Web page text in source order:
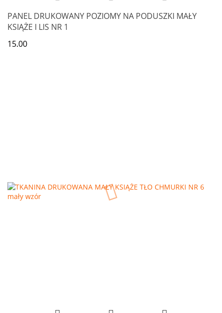
PANEL DRUKOWANY POZIOMY NA PODUSZKI MAŁY
KSIĄŻE I LIS NR 1
15.00